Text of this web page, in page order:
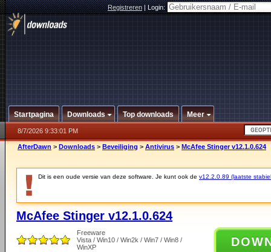
Registreren|Login:
Startpagina Downloads Top downloads Meer
8/7/2026 9:33:01 PM
AfterDawn > Downloads > Beveiliging > Antivirus > McAfee Stinger v12.1.0.624
Dit is een oude versie van deze software. Je kunt ook de v12.2.0.89 (laatste
McAfee Stinger v12.1.0.624
Freeware
Vista / Win10 / Win2k / Win7 / Win8 /
WinXP